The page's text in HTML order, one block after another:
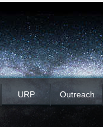
URP Outreach